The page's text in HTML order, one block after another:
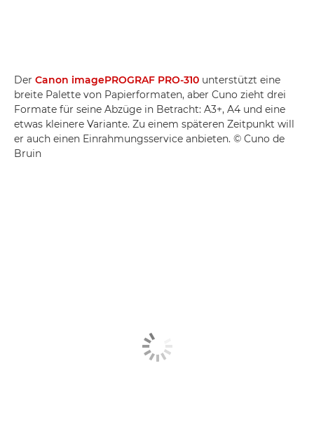
Der Canon imagePROGRAF PRO-310 unterstützt eine
breite Palette von Papierformaten, aber Cuno zieht drei
Formate für seine Abzüge in Betracht: A3+, A4 und eine
etwas kleinere Variante. Zu einem späteren Zeitpunkt will
er auch einen Einrahmungsservice anbieten. © Cuno de
Bruin